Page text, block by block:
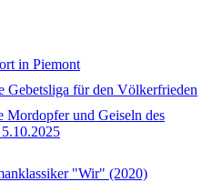
in Piemont
Gebetsliga für den Völkerfrieden
Mordopfer und Geiseln des
"Wir" (2020)